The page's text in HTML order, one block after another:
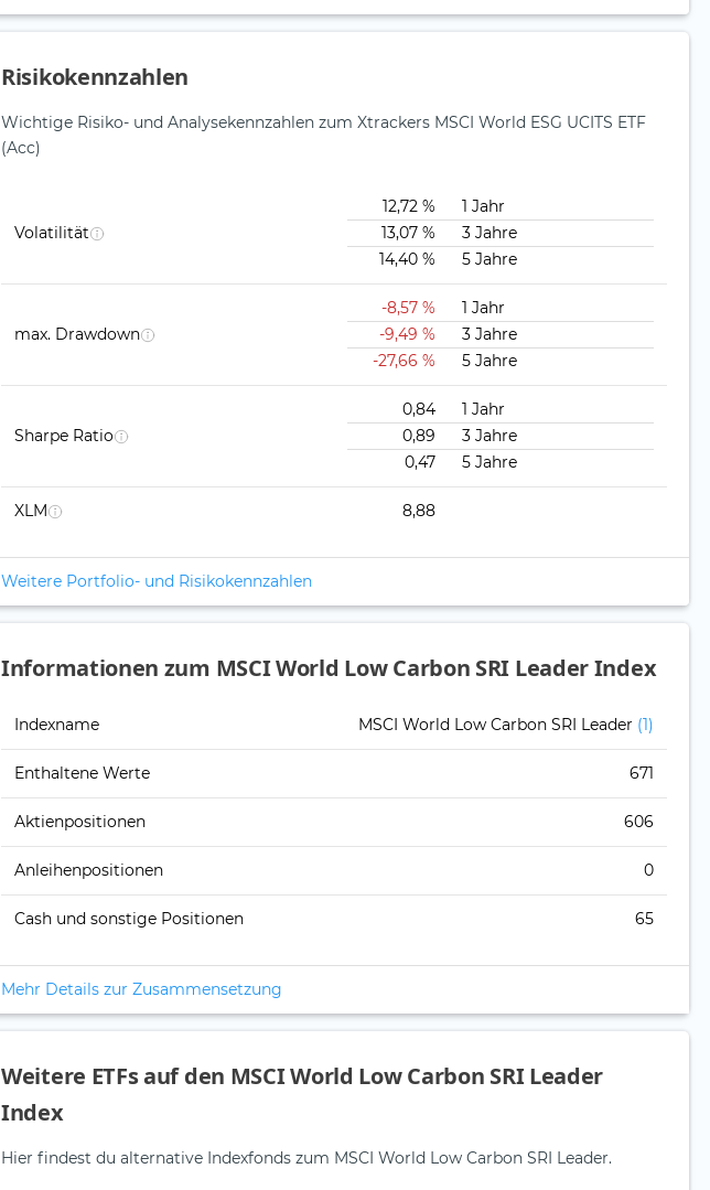
Risikokennzahlen
Wichtige Risiko- und Analysekennzahlen zum Xtrackers MSCI World ESG UCITS ETF
(Acc)
Volatilität
12,72 %
1 Jahr
13,07 %
3 Jahre
14,40 %
5 Jahre
max. Drawdown
-8,57 %
1 Jahr
-9,49 %
3 Jahre
-27,66 %
5 Jahre
Sharpe Ratio
0,84
1 Jahr
0,89
3 Jahre
0,47
5 Jahre
XLM 8,88
Weitere Portfolio- und Risikokennzahlen
Informationen zum MSCI World Low Carbon SRI Leader Index
Indexname MSCI World Low Carbon SRI Leader (1)
Enthaltene Werte 671
Aktienpositionen 606
Anleihenpositionen 0
Cash und sonstige Positionen 65
Mehr Details zur Zusammensetzung
Weitere ETFs auf den MSCI World Low Carbon SRI Leader
Index
Hier findest du alternative Indexfonds zum MSCI World Low Carbon SRI Leader.